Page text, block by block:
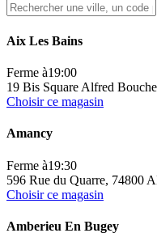
Aix Les Bains
Ferme à19:00
19 Bis Square Alfred
Choisir ce magasin
Amancy
Ferme à19:30
596 Rue du Quarre, 74800
Choisir ce magasin
Amberieu En Bugey